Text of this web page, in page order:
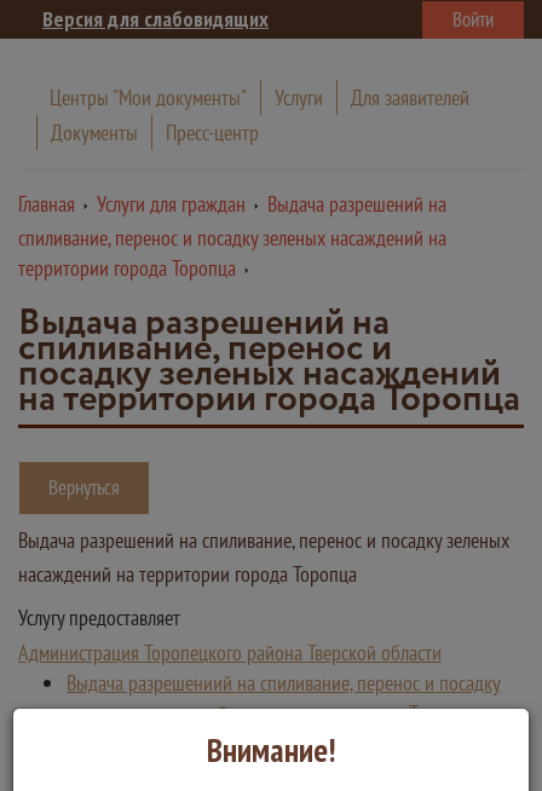
Версия для слабовидящих Войти
Центры "Мои документы" Услуги
Для заявителей
Документы
Пресс-центр
Главная Услуги для граждан
Выдача разрешений на
спиливание, перенос и посадку зеленых насаждений на
территории города Торопца
Выдача разрешений на
спиливание, перенос и
посадку зеленых насаждений
на территории города Торопца
Вернуться
Выдача разрешений на спиливание, перенос и посадку зеленых
насаждений на территории города Торопца
Услугу предоставляет
Администрация Торопецкого района Тверской области
Выдача разрешениий на спиливание, перенос и посадку
зеленых насаждений на территории города Торопца
Внимание!